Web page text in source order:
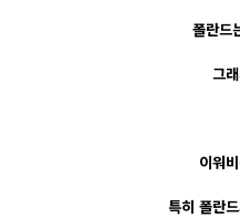
폴란드
그
이워
특히 폴란